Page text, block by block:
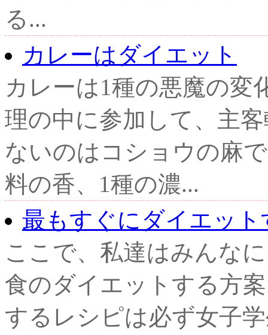
る...
カレーはダイエット
カレーは1種の悪魔の変
理の中に参加して、主
ないのはコショウの麻
料の香、1種の濃...
最もすぐにダイエッ
ここで、私達はみんな
食のダイエットする方
するレシピは必ず女子